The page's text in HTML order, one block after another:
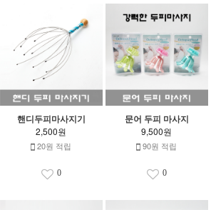
핸디두피마사지기
2,500원
20원 적립
0
문어 두피 마사지
9,500원
90원 적립
0